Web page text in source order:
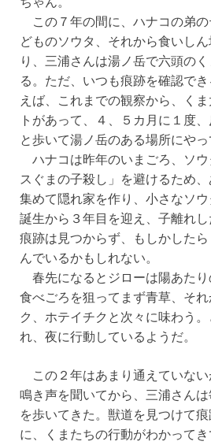
この７年の間に、ハナコの弟
どものソウタ、それから食いし
り、三浦さんは湯ノ岳で六頭の
る。ただ、いつも痕跡を確認で
えば、これまでの観察から、く
トがあって、４、５カ月に１度
と歩いて湯ノ岳のある場所にやっ
ハナコは昨年のいまごろ、ソウ
スぐまの子殺し」を避けるため
集めて隠れ家を作り、小さなソウ
誕生から３年目を迎え、子離れ
痕跡は見つからず、もしかした
んでいるかもしれない。
春先になるとジローは陽あたり
食べごろを狙ってまず青草、そ
ク、ホテイチクと次々に味わう
れ、夜に行動しているようだ。
この２年はあまり通えていな
鳴き声を聞いてから、三浦さん
を歩いてきた。獣道を見つけて
に、くまたちの行動がわかって